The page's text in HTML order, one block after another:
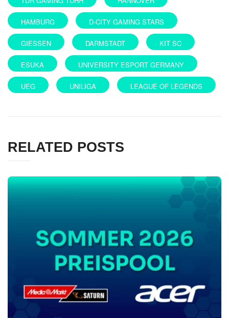
HAMBURG D-CITY GAMING STARS
GIESSEN DARMSTADT KIT SC
ESUKA UNIVERSITY ESPORT GERMANY
UEG UNILIGA LEAGUE OF LEGENDS
RELATED POSTS